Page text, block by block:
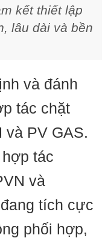
kết thiết lập
lâu dài và bền
và đánh
tác chặt
và PV GAS.
tác
và
tích cực
phối hợp,